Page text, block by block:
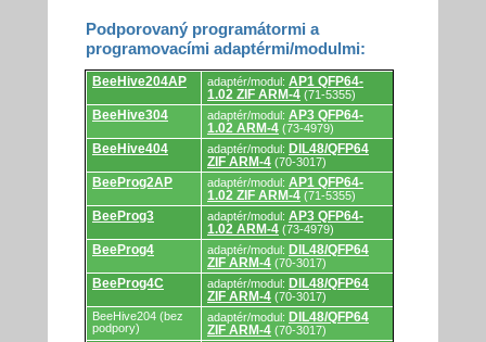
Podporovaný programátormi a
programovacími adaptérmi/modulmi:
Podporovaný
programátormi
a
programovacími
BeeHive204AP adaptér/modul: AP1 QFP64-
1.02 ZIF ARM-4 (71-5355)
BeeHive304 adaptér/modul: AP3 QFP64-
1.02 ARM-4 (73-4979)
BeeHive404 adaptér/modul: DIL48/QFP64
ZIF ARM-4 (70-3017)
BeeProg2AP adaptér/modul: AP1 QFP64-
1.02 ZIF ARM-4 (71-5355)
BeeProg3 adaptér/modul: AP3 QFP64-
1.02 ARM-4 (73-4979)
BeeProg4 adaptér/modul: DIL48/QFP64
ZIF ARM-4 (70-3017)
BeeProg4C adaptér/modul: DIL48/QFP64
ZIF ARM-4 (70-3017)
BeeHive204 (bez
podpory)
adaptér/modul: DIL48/QFP64
ZIF ARM-4 (70-3017)